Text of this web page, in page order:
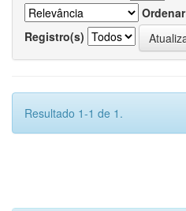
Ordenar
Registro(s)
Resultado 1-1 de 1.